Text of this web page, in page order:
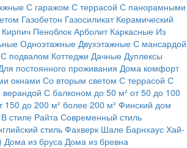
С гаражом С террасой С панорамными
Газобетон Газосиликат Керамический
Кирпич Пеноблок Арболит Каркасные Из
Одноэтажные Двухэтажные С мансардой
С подвалом Коттеджи Дачные Дуплексы
постоянного проживания Дома комфорт
окнами Со вторым светом С террасой С
С балконом до 50 м² от 50 до 100
150 до 200 м² более 200 м² Финский дом
В стиле Райта Современный стиль
стиль Фахверк Шале Барнхаус Хай-
Дома из бруса Дома из бревна